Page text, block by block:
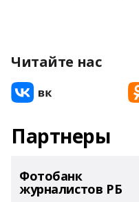
Читайте нас
Партнеры
Фотобанк
журналистов РБ